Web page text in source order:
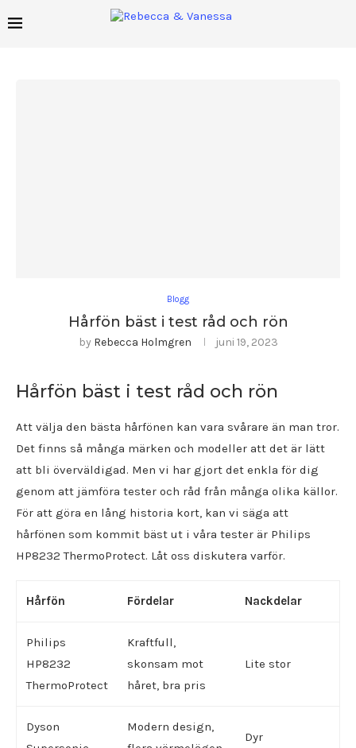
Blogg
Hårfön bäst i test råd och rön
by Rebecca Holmgren juni 19, 2023
Hårfön bäst i test råd och rön
Att välja den bästa hårfönen kan vara svårare än man tror.
Det finns så många märken och modeller att det är lätt
att bli överväldigad. Men vi har gjort det enkla för dig
genom att jämföra tester och råd från många olika källor.
För att göra en lång historia kort, kan vi säga att
hårfönen som kommit bäst ut i våra tester är Philips
HP8232 ThermoProtect. Låt oss diskutera varför.
Hårfön Fördelar Nackdelar
Philips
HP8232
ThermoProtect
Kraftfull,
skonsam mot
håret, bra pris
Lite stor
Dyson
Modern design,
Dyr